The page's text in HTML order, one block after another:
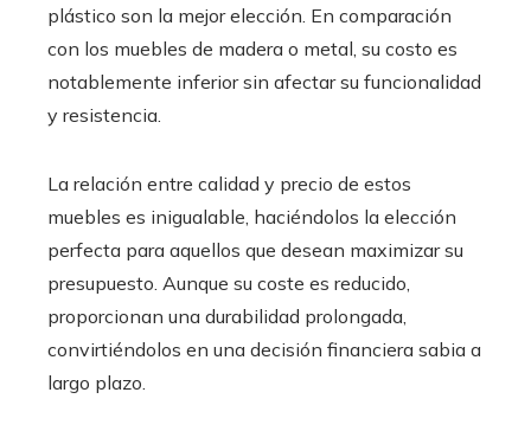
plástico son la mejor elección. En comparación
con los muebles de madera o metal, su costo es
notablemente inferior sin afectar su funcionalidad
y resistencia.
La relación entre calidad y precio de estos
muebles es inigualable, haciéndolos la elección
perfecta para aquellos que desean maximizar su
presupuesto. Aunque su coste es reducido,
proporcionan una durabilidad prolongada,
convirtiéndolos en una decisión financiera sabia a
largo plazo.